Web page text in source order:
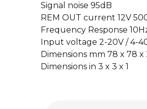
Signal noise 95dB
REM OUT current 12V
Frequency Response
Input voltage 2-20V / 4-
Dimensions mm 78 x 78 x
Dimensions in 3 x 3 x 1